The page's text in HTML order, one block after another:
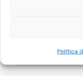
Política
Te puede
En Palos de